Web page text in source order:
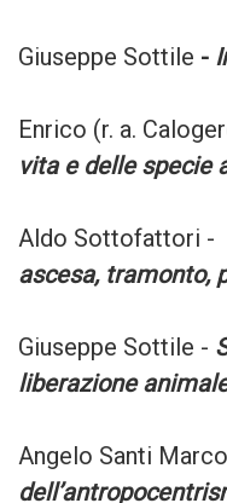
Giuseppe Sottile -
Enrico (r. a.
vita e delle specie
Aldo Sottofattori -
ascesa, tramonto,
Giuseppe Sottile -
liberazione
Angelo Santi